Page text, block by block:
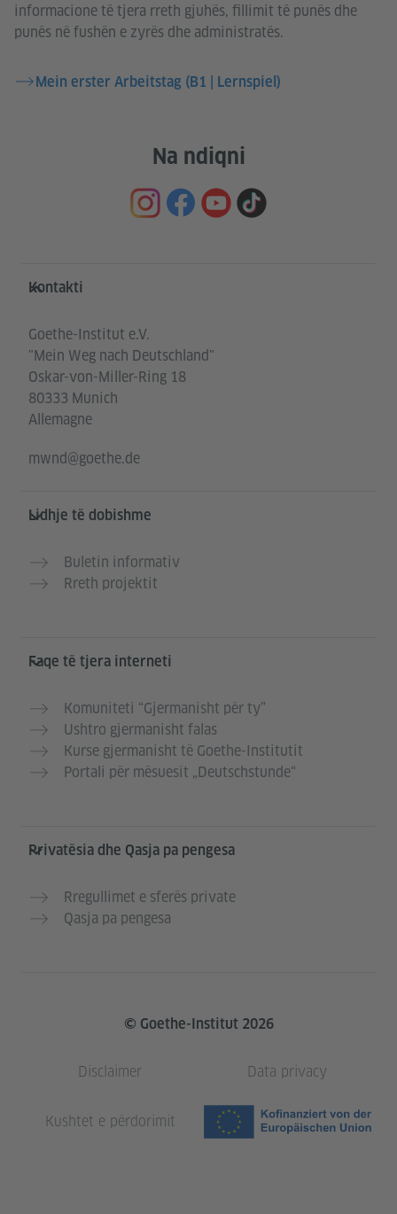
informacione të tjera rreth gjuhës, fillimit të punës dhe
punës në fushën e zyrës dhe administratës.
Mein erster Arbeitstag (B1 | Lernspiel)
Na ndiqni
Service- und Informationsbereich
Kontakti
Goethe-Institut e.V.
"Mein Weg nach Deutschland"
Oskar-von-Miller-Ring 18
80333 Munich
Allemagne
mwnd@goethe.de
Lidhje të dobishme
Buletin informativ
Rreth projektit
Faqe të tjera interneti
Komuniteti “Gjermanisht për ty”
Ushtro gjermanisht falas
Kurse gjermanisht të Goethe-Institutit
Portali për mësuesit „Deutschstunde“
Privatësia dhe Qasja pa pengesa
Rregullimet e sferës private
Qasja pa pengesa
© Goethe-Institut 2026
Disclaimer Data privacy
Kushtet e përdorimit